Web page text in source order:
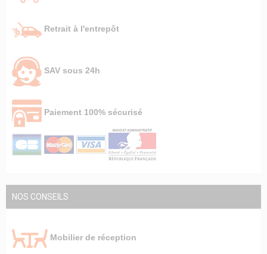
Retrait à l'entrepôt
SAV sous 24h
Paiement 100% sécurisé
NOS CONSEILS
Mobilier de réception